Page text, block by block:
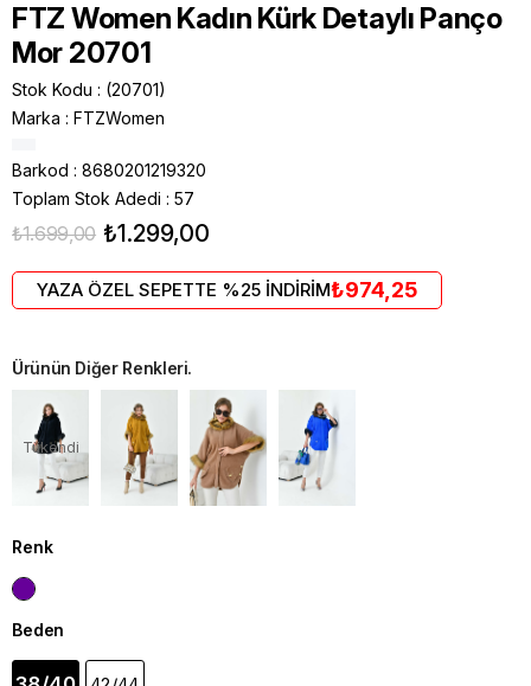
FTZ Women Kadın Kürk Detaylı Panço
Mor 20701
Stok Kodu
(20701)
Marka : FTZWomen
Barkod : 8680201219320
Toplam Stok Adedi : 57
₺1.699,00 ₺1.299,00
YAZA ÖZEL SEPETTE %25 İNDİRİM₺974,25
Ürünün Diğer Renkleri.
Tükendi
Renk
Beden